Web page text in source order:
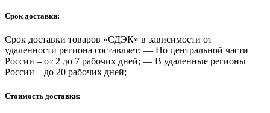
Срок доставки:
Срок доставки товаров «СДЭК» в зависимости от
удаленности региона составляет: — По центральной части
России – от 2 до 7 рабочих дней; — В удаленные регионы
России – до 20 рабочих дней;
Стоимость доставки: